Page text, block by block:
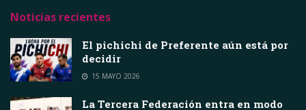
Noticias recientes
El pichichi de Preferente aún está por
decidir
15 MAYO 2026
La Tercera Federación entra en modo